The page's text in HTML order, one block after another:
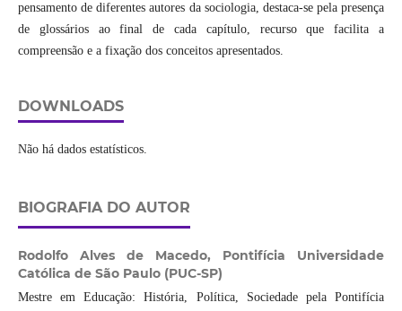
pensamento de diferentes autores da sociologia, destaca-se pela presença
de glossários ao final de cada capítulo, recurso que facilita a
compreensão e a fixação dos conceitos apresentados.
DOWNLOADS
Não há dados estatísticos.
BIOGRAFIA DO AUTOR
Rodolfo Alves de Macedo, Pontifícia Universidade
Católica de São Paulo (PUC-SP)
Mestre em Educação: História, Política, Sociedade pela Pontifícia